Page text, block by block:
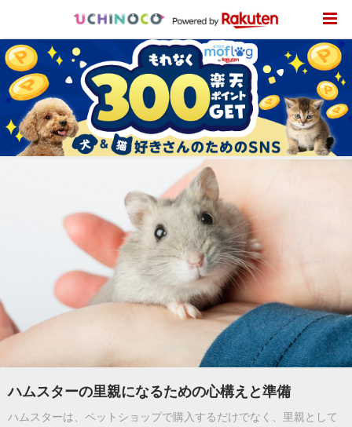
ハムスターの里親になるための心構えと準備
ハムスターは、ペットショップで購入するだけでなく、里親として